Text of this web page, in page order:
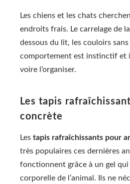
Les chiens et les chats
endroits frais. Le carrelage de
dessous du lit, les couloirs
comportement est instinctif et
voire l’organiser.
Les tapis
concrète
Les tapis rafraîchissants pour
très populaires ces dernières
fonctionnent grâce à un gel
corporelle de l’animal. Ils ne